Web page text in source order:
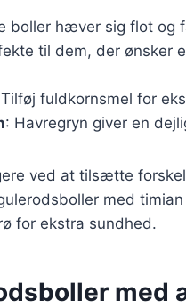
boller hæver sig flot og
til dem, der ønsker
fuldkornsmel for
: Havregryn giver en
ved at tilsætte
med
for ekstra sundhed.
med